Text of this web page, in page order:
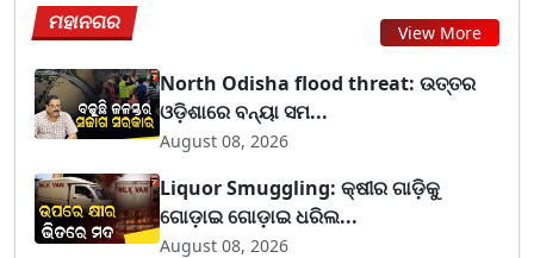
ମହାନଗର View More
North Odisha flood threat: ଉତ୍ତର
ଓଡ଼ିଶାରେ ବନ୍ୟା ସମ...
August 08, 2026
Liquor Smuggling: କ୍ଷୀର ଗାଡ଼ିକୁ
ଗୋଡ଼ାଇ ଗୋଡ଼ାଇ ଧରିଲ...
August 08, 2026